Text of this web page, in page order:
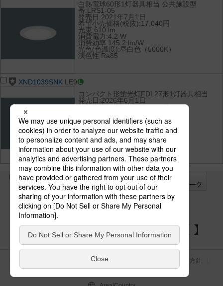
白熱電球60形1灯器具相当 公共施設型
番:LRS1-05
発売日:2021年7月1日
希望小売価格(税抜):17,040円
光束:610 lm
消費電力:4.2 W
消費効率:145.2 lm/W
光色(色温度):昼白色（5000K）
演色性:Ra85
XND1039SNK LE9
コンパクト形蛍光灯FDL27形1灯器具相当
発売日:2026年6月1日
希望小売価格(税抜):22,400円
消費電力:7 W
消費効率:145 lm/W
光色(色温度):昼白色（5000K）
演色性:Ra85
全て
チェック
チェック
した器具を
パナソニックの電気設備 SNSアカウント
クッキーポリシー
個人情報保護方針